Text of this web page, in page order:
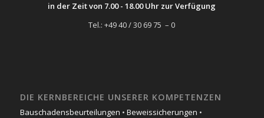
in der Zeit von 7.00 - 18.00 Uhr zur Verfügung
Tel.: +49 40 / 30 69 75 – 0
DIE KERNBEREICHE UNSERER KOMPETENZEN
Bauschadensbeurteilungen • Beweissicherungen •